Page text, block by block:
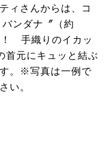
ィさんからは、コ
ンダナ〞（約
手織りのイカッ
首元にキュッと結ぶ
。※写真は一例で
い。